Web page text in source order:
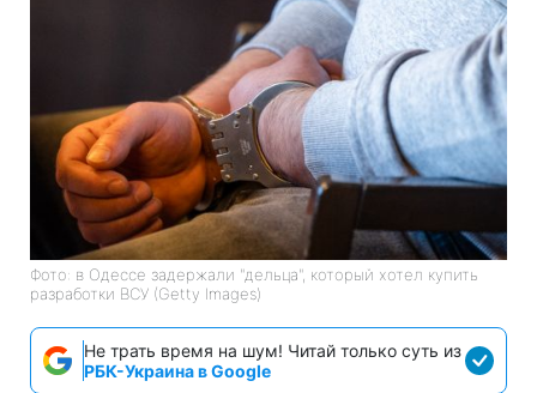
Фото: в Одессе задержали "дельца", который хотел купить
разработки ВСУ (Getty Images)
Не трать время на шум! Читай только суть из
РБК-Украина в Google